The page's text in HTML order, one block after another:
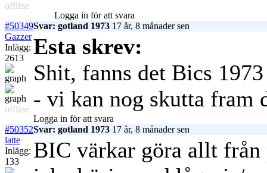
offline
Logga in för att svara
#50349Svar: gotland 1973 17 år, 8 månader sen
Gazzer
Inlägg:
2613
offline
Esta skrev:
Shit, fanns det Bics
- vi kan nog skutta fram
Logga in för att svara
#50352Svar: gotland 1973 17 år, 8 månader sen
latte
Inlägg:
133
BIC värkar göra allt